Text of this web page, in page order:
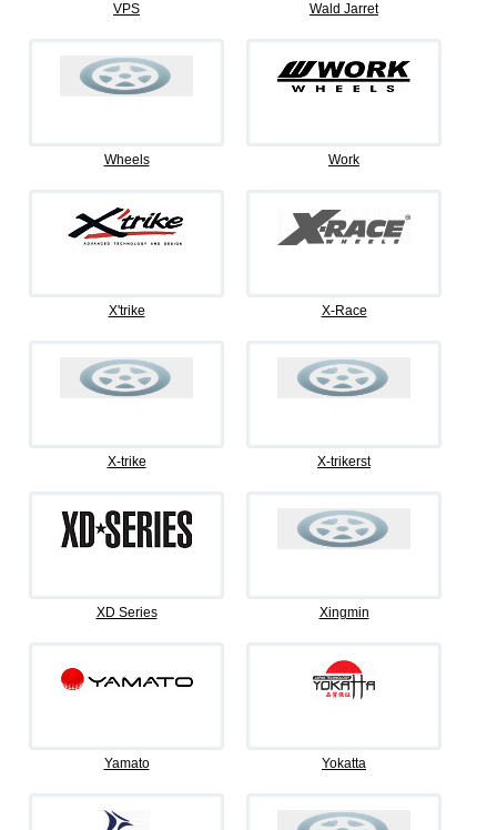
VPS Wald Jarret
Wheels Work
X'trike X-Race
X-trike X-trikerst
XD Series Xingmin
Yamato Yokatta